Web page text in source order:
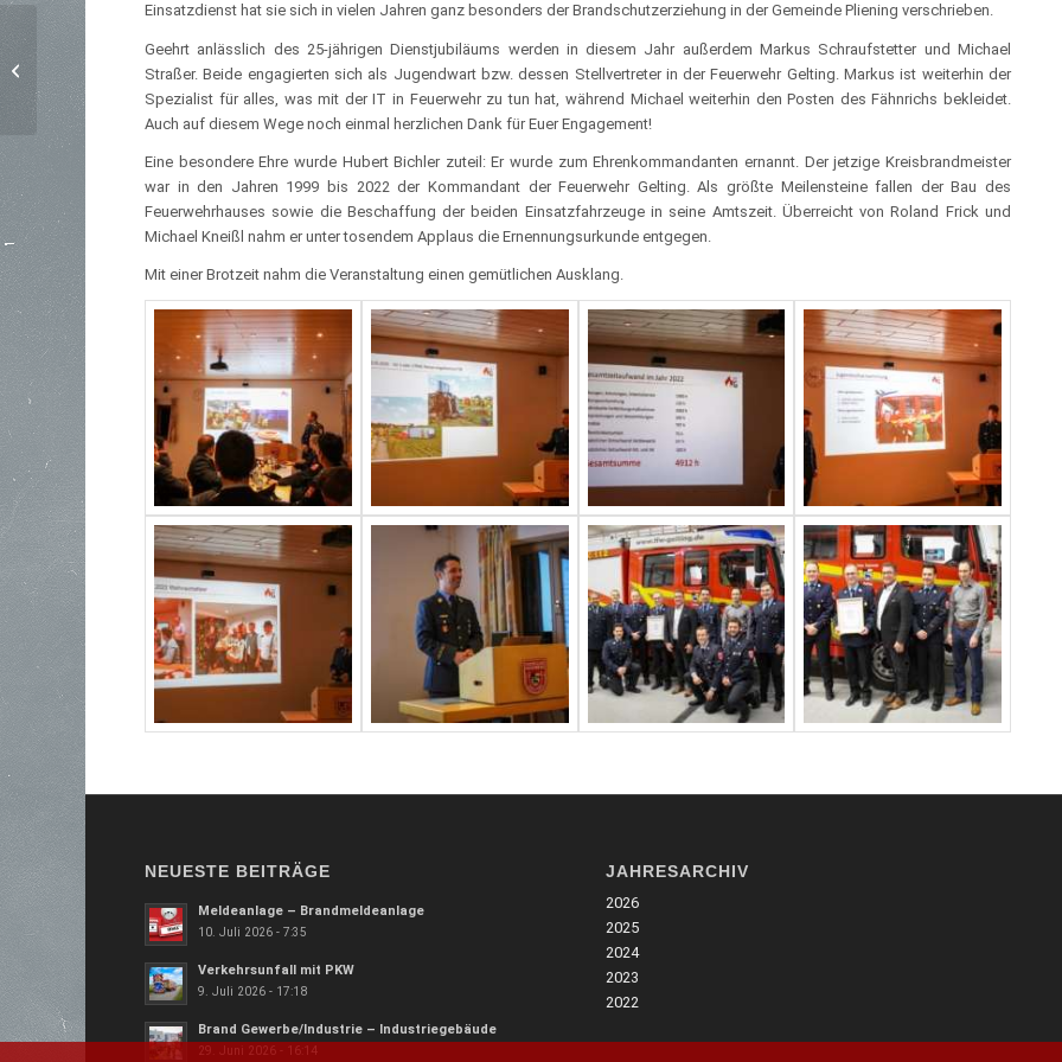
Einsatzdienst hat sie sich in vielen Jahren ganz besonders der Brandschutzerziehung in der Gemeinde Pliening verschrieben.
Geehrt anlässlich des 25-jährigen Dienstjubiläums werden in diesem Jahr außerdem Markus Schraufstetter und Michael
Straßer. Beide engagierten sich als Jugendwart bzw. dessen Stellvertreter in der Feuerwehr Gelting. Markus ist weiterhin der
Spezialist für alles, was mit der IT in Feuerwehr zu tun hat, während Michael weiterhin den Posten des Fähnrichs bekleidet.
Auch auf diesem Wege noch einmal herzlichen Dank für Euer Engagement!
Eine besondere Ehre wurde Hubert Bichler zuteil: Er wurde zum Ehrenkommandanten ernannt. Der jetzige Kreisbrandmeister
war in den Jahren 1999 bis 2022 der Kommandant der Feuerwehr Gelting. Als größte Meilensteine fallen der Bau des
Feuerwehrhauses sowie die Beschaffung der beiden Einsatzfahrzeuge in seine Amtszeit. Überreicht von Roland Frick und
Michael Kneißl nahm er unter tosendem Applaus die Ernennungsurkunde entgegen.
Mit einer Brotzeit nahm die Veranstaltung einen gemütlichen Ausklang.
NEUESTE BEITRÄGE
Meldeanlage – Brandmeldeanlage
10. Juli 2026 - 7:35
Verkehrsunfall mit PKW
9. Juli 2026 - 17:18
Brand Gewerbe/Industrie – Industriegebäude
29. Juni 2026 - 16:14
JAHRESARCHIV
2026
2025
2024
2023
2022
Einsatzübung in
Landsham